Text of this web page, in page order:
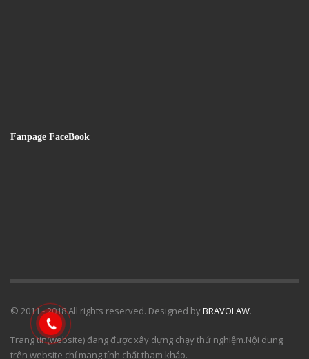
Fanpage FaceBook
© 2011 - 2018 All rights reserved. Designed byBRAVOLAW.
Trang tin(website) đang được xây dựng chạy thử nghiệm.Nội dung
trên website chỉ mang tính chất tham khảo.